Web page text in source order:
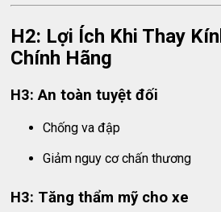
H2: Lợi Ích Khi Thay
Chính Hãng
H3: An toàn tuyệt đối
Chống va đập
Giảm nguy cơ chấn thương
H3: Tăng thẩm mỹ cho xe